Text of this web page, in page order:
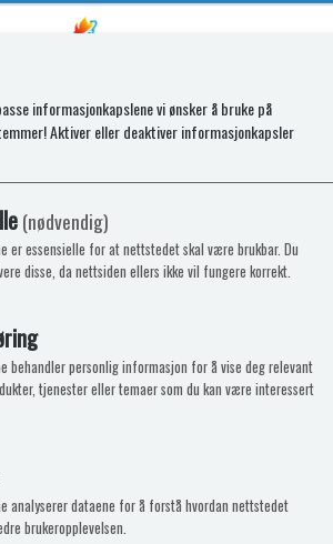
M/PR(C)
informasjonkapslene vi ønsker å bruke på
Aktiver eller deaktiver informasjonkapsler
(nødvendig)
er essensielle for at nettstedet skal være brukbar. Du
disse, da nettsiden ellers ikke vil fungere korrekt.
behandler personlig informasjon for å vise deg relevant
tjenester eller temaer som du kan være interessert
analyserer dataene for å forstå hvordan nettstedet
brukeropplevelsen.